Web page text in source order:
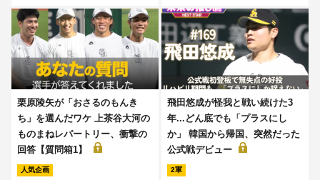
栗原陵矢が「おさるのもんき
ち」を選んだワケ 上茶谷大河の
ものまねレパートリー、衝撃の
回答【質問箱1】
人気企画
飛田悠成が怪我と戦い続けた3
年...どん底でも「プラスにし
か」 韓国から帰国、突然だった
公式戦デビュー
2軍